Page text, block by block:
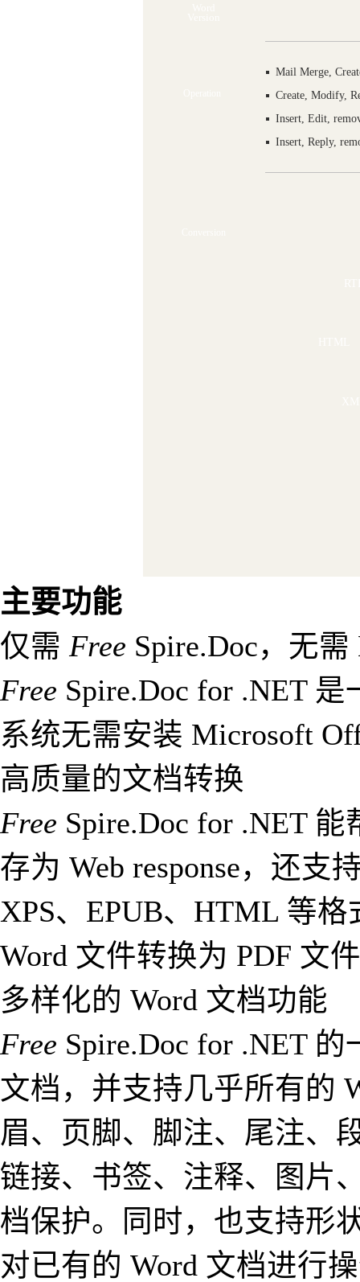
Mail Merge,
Create, Modify,
Insert, Edit,
Insert, Reply,
主要功能
仅需 Free Spire.Doc，无
Free Spire.Doc for .NET
系统无需安装 Microsoft
高质量的文档转换
Free Spire.Doc for .NET
存为 Web response，还
XPS、EPUB、HTML 等
Word 文件转换为 PDF 文
多样化的 Word 文档功能
Free Spire.Doc for .NET
文档，并支持几乎所有的
眉、页脚、脚注、尾注、
链接、书签、注释、图片
档保护。同时，也支持形
对已有的 Word 文档进行